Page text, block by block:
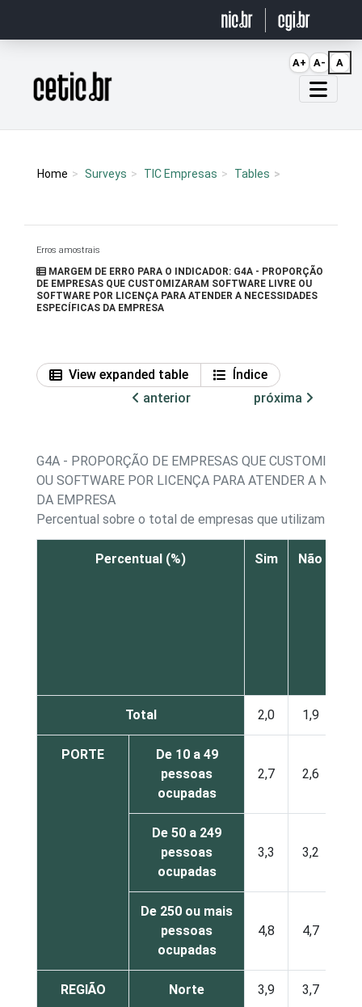
Página inicial
Home Surveys TIC Empresas Tables
Erros amostrais
MARGEM DE ERRO PARA O INDICADOR: G4A - PROPORÇÃO
DE EMPRESAS QUE CUSTOMIZARAM SOFTWARE LIVRE OU
SOFTWARE POR LICENÇA PARA ATENDER A NECESSIDADES
ESPECÍFICAS DA EMPRESA
View expanded table
Índice
anterior
próxima
G4A - PROPORÇÃO DE EMPRESAS QUE
OU SOFTWARE POR LICENÇA PARA ATENDER A
DA EMPRESA
Percentual sobre o total de empresas que utilizam
Percentual (%) Sim Não
Total 2,0 1,9
PORTE
De 10 a 49
pessoas
ocupadas
2,7 2,6
De 50 a 249
pessoas
ocupadas
3,3 3,2
De 250 ou mais
pessoas
ocupadas
4,8 4,7
REGIÃO Norte 3,9 3,7
A+ A- A